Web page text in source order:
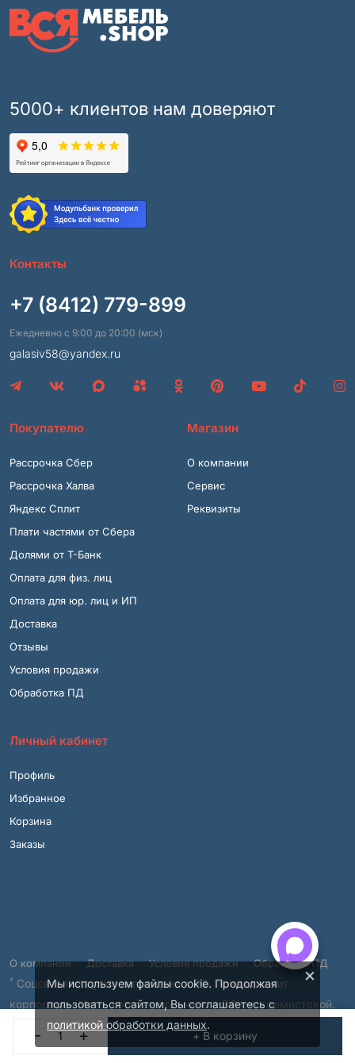
- + + В корзину
5000+ клиентов нам доверяют
Контакты
+7 (8412) 779-899
Ежедневно с 9:00 до 20:00 (мск)
galasiv58@yandex.ru
Покупателю
Рассрочка Сбер
Рассрочка Халва
Яндекс Сплит
Плати частями от Сбера
Долями от Т-Банк
Оплата для физ. лиц
Оплата для юр. лиц и ИП
Доставка
Отзывы
Условия продажи
Обработка ПД
Магазин
О компании
Сервис
Реквизиты
Личный кабинет
Профиль
Избранное
Корзина
Заказы
О компании Доставка Условия продажи Обработка ПД
* Соцсеть Instagram запрещена в РФ, принадлежит
корпорации Meta, которая признана в РФ экстремистской.
© 2001 – 2026, ВСЯМЕБЕЛЬ.SHOP.
Мы используем файлы cookie. Продолжая
пользоваться сайтом, Вы соглашаетесь с
политикой обработки данных.
×